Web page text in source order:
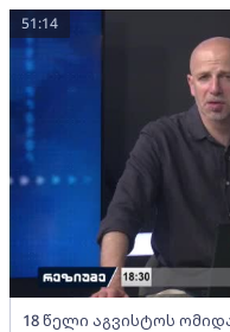
18 წელი აგვისტოს
51:14